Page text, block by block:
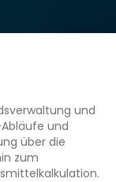
und
und
über die
zum